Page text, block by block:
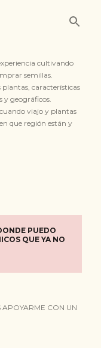
cultivando
semillas.
plantas, características
y geográficos.
viajo y plantas
que región están y
PUEDO
QUE YA NO
APOYARME CON UN